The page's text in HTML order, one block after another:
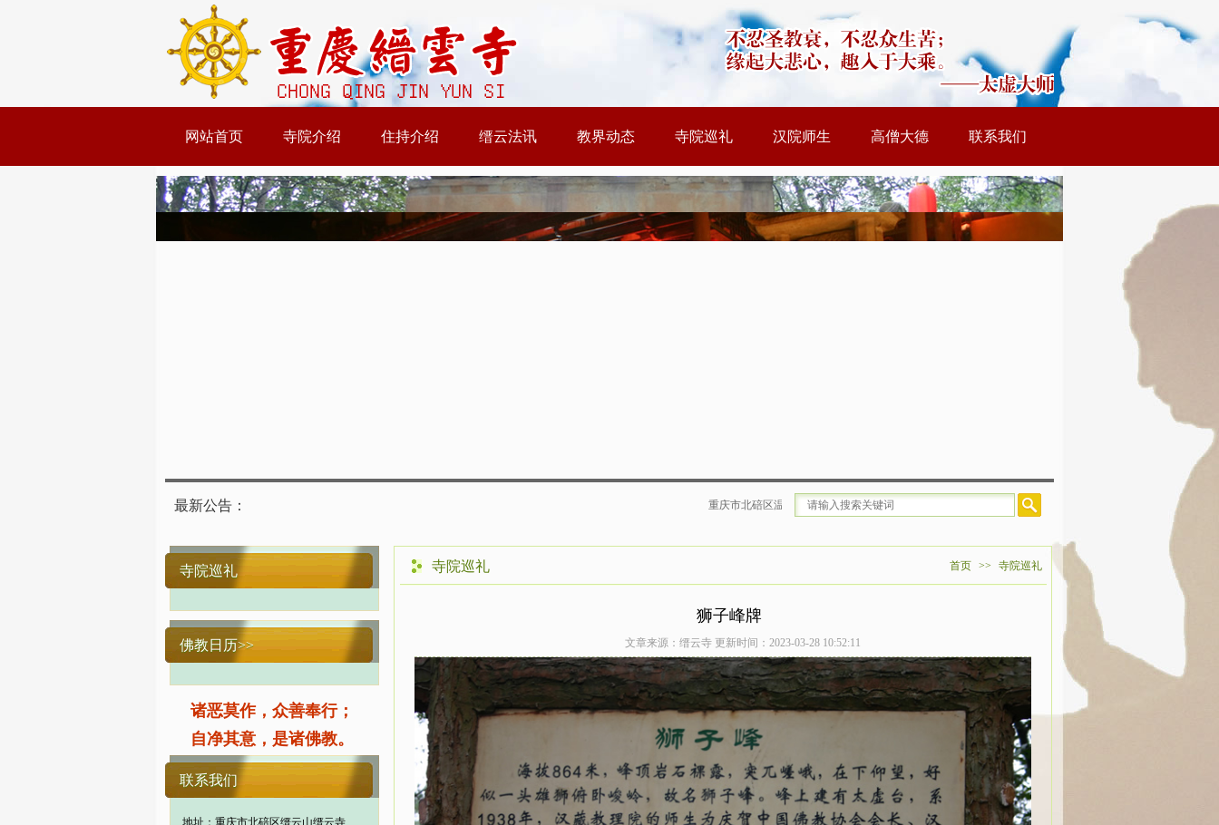
网站首页 寺院介绍 住持介绍 缙云法讯 教界动态 寺院巡礼 汉院师生 高僧大德 联系我们
最新公告： 重庆市北碚区温泉寺缙云寺定于2026年5月24日（农历四月初八）举行浴佛法会，法缘殊胜，随喜参加。联系方
寺院巡礼
佛教日历>>
诸恶莫作，众善奉行；
自净其意，是诸佛教。
联系我们
地址：重庆市北碚区缙云山缙云寺
寺院巡礼 首页 >> 寺院巡礼
狮子峰牌
文章来源：缙云寺 更新时间：2023-03-28 10:52:11